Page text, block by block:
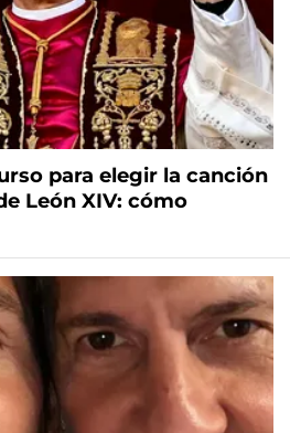
para elegir la canción
León XIV: cómo